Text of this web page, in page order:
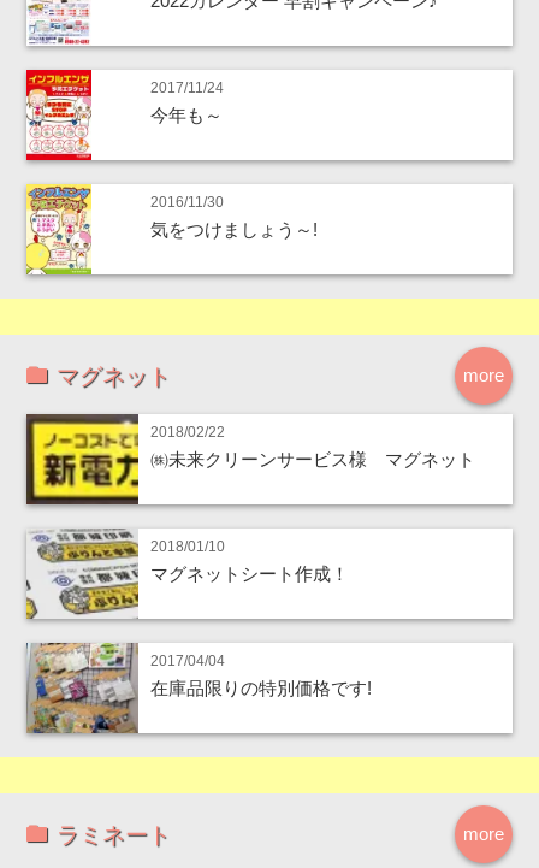
2017/11/24
今年も～
2016/11/30
気をつけましょう～!
more
マグネット
2018/02/22
㈱未来クリーンサービス様 マグネット
2018/01/10
マグネットシート作成！
2017/04/04
在庫品限りの特別価格です!
more
ラミネート